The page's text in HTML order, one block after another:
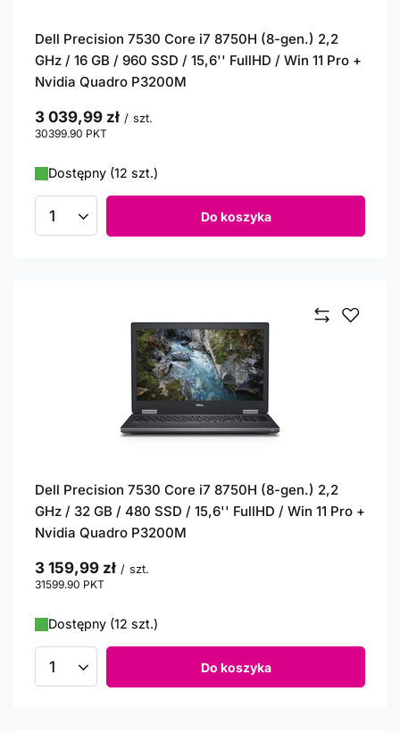
Dell Precision 7530 Core i7 8750H (8-gen.) 2,2
GHz / 16 GB / 960 SSD / 15,6'' FullHD / Win 11 Pro +
Nvidia Quadro P3200M
3 039,99 zł / szt.
30399.90 PKT
Dostępny (12 szt.)
Ilość produktów Do koszyka
Dell Precision 7530 Core i7 8750H (8-gen.) 2,2
GHz / 32 GB / 480 SSD / 15,6'' FullHD / Win 11 Pro +
Nvidia Quadro P3200M
3 159,99 zł / szt.
31599.90 PKT
Dostępny (12 szt.)
Ilość produktów Do koszyka